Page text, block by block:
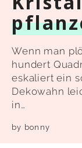
Wenn man
hundert
eskaliert ein
Dekowahn
in…
by bonny